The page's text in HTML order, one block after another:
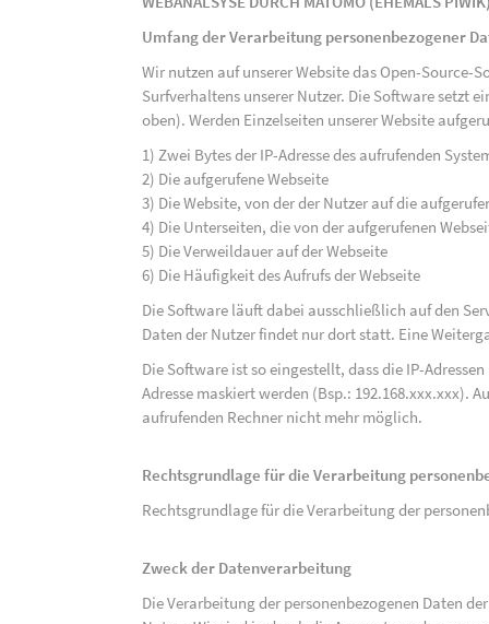
Umfang der Verarbeitung personenbezogener
Wir nutzen auf unserer Website das Open-Source-
Surfverhaltens unserer Nutzer. Die Software setzt
oben). Werden Einzelseiten unserer Website
1) Zwei Bytes der IP-Adresse des aufrufenden
2) Die aufgerufene Webseite
3) Die Website, von der der Nutzer auf die
4) Die Unterseiten, die von der aufgerufenen
5) Die Verweildauer auf der Webseite
6) Die Häufigkeit des Aufrufs der Webseite
Die Software läuft dabei ausschließlich auf den
Daten der Nutzer findet nur dort statt. Eine
Die Software ist so eingestellt, dass die IP-
Adresse maskiert werden (Bsp.: 192.168.xxx.xxx).
aufrufenden Rechner nicht mehr möglich.
Rechtsgrundlage für die Verarbeitung
Rechtsgrundlage für die Verarbeitung der
Zweck der Datenverarbeitung
Die Verarbeitung der personenbezogenen Daten